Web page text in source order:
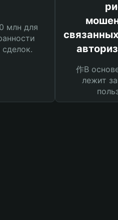
млн для
作В
лежит